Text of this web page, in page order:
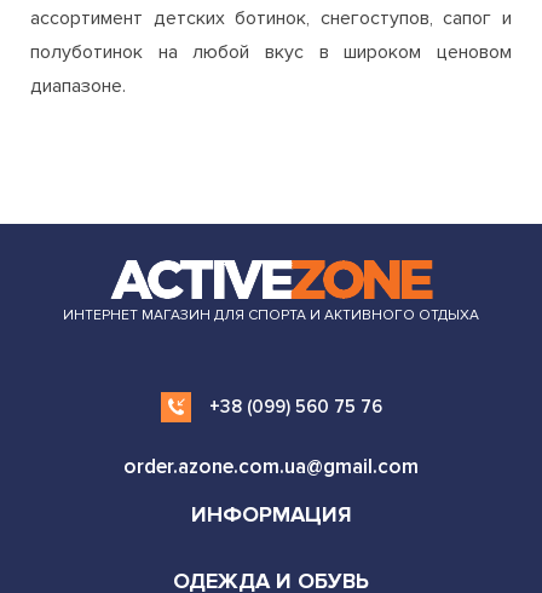
ассортимент детских ботинок, снегоступов, сапог и
полуботинок на любой вкус в широком ценовом
диапазоне.
ИНТЕРНЕТ МАГАЗИН ДЛЯ СПОРТА И АКТИВНОГО ОТДЫХА
+38 (099) 560 75 76
order.azone.com.ua@gmail.com
ИНФОРМАЦИЯ
ОДЕЖДА И ОБУВЬ